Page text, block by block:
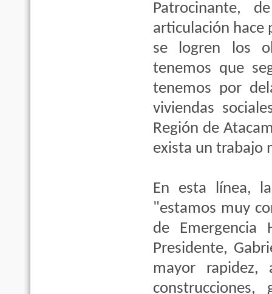
Patrocinante,
articulación hace
se logren los
tenemos que
tenemos por
viviendas
Región de
exista un trabajo
En esta línea,
"estamos muy
de Emergencia
Presidente,
mayor rapidez,